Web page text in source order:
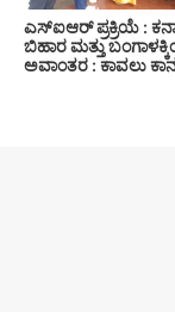
ಎಸ್‍ಐಆರ್ ಪ್ರಕ್ರಿಯೆ :
ಬಿಹಾರ ಮತ್ತು
ಅವಾಂತರ : ಕಾವಲು